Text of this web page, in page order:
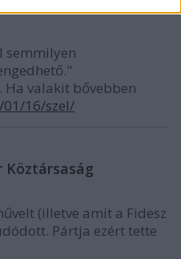
semmilyen
Ha valakit bővebben
01/16/szel/
Köztársaság
(illetve amit a Fidesz
Pártja ezért tette